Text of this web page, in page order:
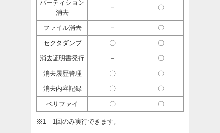
パーティション
消去
－ 〇
ファイル消去 － 〇
セクタダンプ 〇 〇
消去証明書発行 － 〇
消去履歴管理 〇 〇
消去内容記録 〇 〇
ベリファイ 〇 〇
※1 1回のみ実行できます。